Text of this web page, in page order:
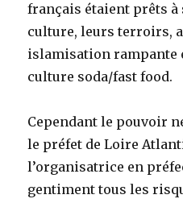
français étaient prêts
culture, leurs terroirs,
islamisation rampante
culture soda/fast food.
Cependant le pouvoir
le préfet de Loire
l’organisatrice en
gentiment tous les